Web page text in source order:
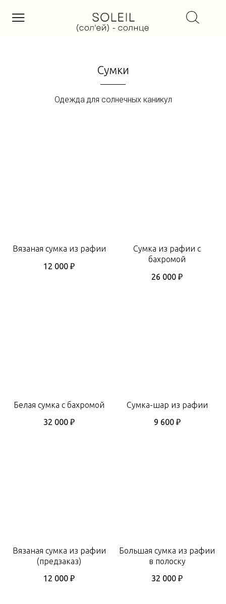
Сумки
Одежда для солнечных каникул
Вязаная сумка из рафии
12 000 ₽
Сумка из рафии с
бахромой
26 000 ₽
Белая сумка с бахромой
32 000 ₽
Сумка-шар из рафии
9 600 ₽
Вязаная сумка из рафии
(предзаказ)
12 000 ₽
Большая сумка из рафии
в полоску
32 000 ₽